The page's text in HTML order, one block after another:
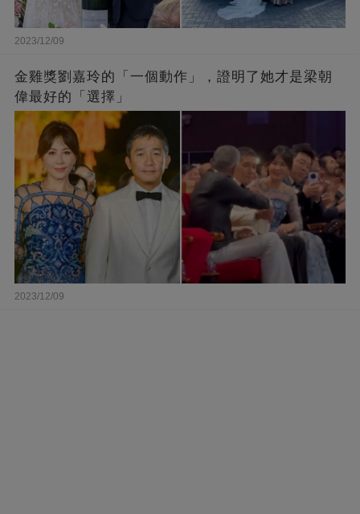
2023/12/09
金雞獎劉嘉玲的「一個動作」，證明了她才是梁朝
偉最好的「選擇」
2023/12/09